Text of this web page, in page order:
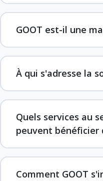
GOOT est-il une
À qui s'adresse la
Quels services au
peuvent bénéficier
Comment GOOT